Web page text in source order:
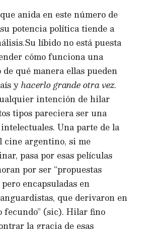
anida en este número de
potencia política tiende a
líbido no está puesta
cómo funciona una
qué manera ellas pueden
yhacerlo grande otra vez.
intención de hilar
tipos pareciera ser una
Una parte de la
cine argentino, si me
pasa por esas películas
por ser “propuestas
encapsuladas en
que derivaron en
fecundo” (sic). Hilar fino
la gracia de esas